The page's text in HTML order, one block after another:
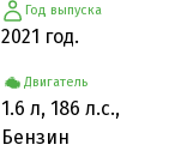
Год выпуска
2021 год.
Двигатель
1.6 л, 186 л.с.,
Бензин